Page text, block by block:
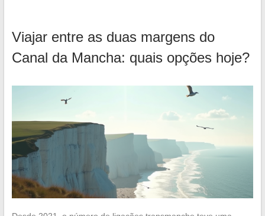
Viajar entre as duas margens do
Canal da Mancha: quais opções hoje?